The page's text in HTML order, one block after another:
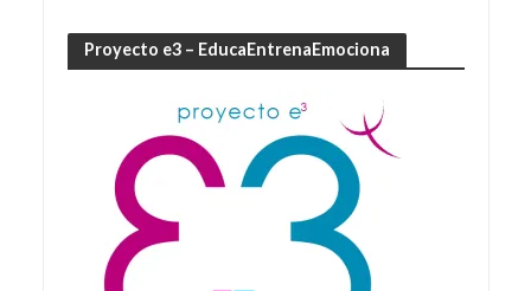
Proyecto e3 – EducaEntrenaEmociona